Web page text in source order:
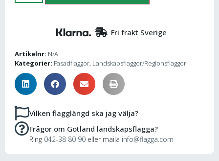
Fri frakt Sverige
Artikelnr: N/A
Kategorier: Fasadflaggor, Landskapsflaggor/Regionsflaggor
Vilken flagglängd ska jag välja?
Frågor om Gotland landskapsflagga?
Ring 042-38 80 90 eller maila info@flagga.com